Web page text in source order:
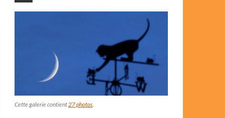
Cette galerie contient27 photos.